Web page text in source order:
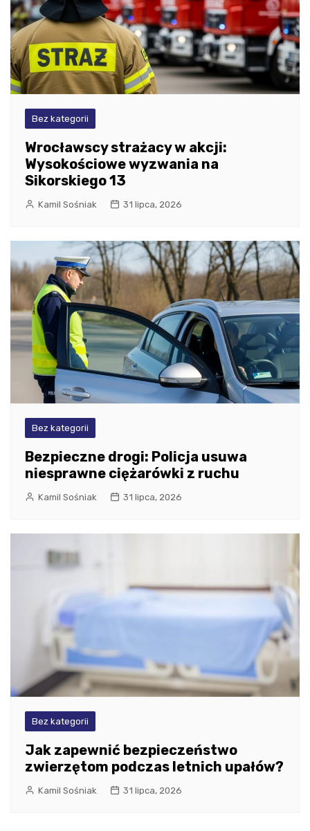
Bez kategorii
Wrocławscy strażacy w akcji:
Wysokościowe wyzwania na
Sikorskiego 13
Kamil Sośniak 31 lipca, 2026
Bez kategorii
Bezpieczne drogi: Policja usuwa
niesprawne ciężarówki z ruchu
Kamil Sośniak 31 lipca, 2026
Bez kategorii
Jak zapewnić bezpieczeństwo
zwierzętom podczas letnich upałów?
Kamil Sośniak 31 lipca, 2026